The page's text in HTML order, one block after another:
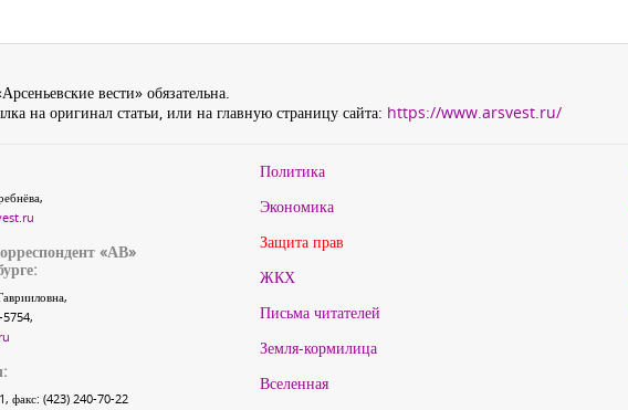
вести» обязательна.
на оригинал статьи, или на главную страницу сайта: https://www.arsvest.ru/
«АВ»
факс: (423) 240-70-22
Политика
Экономика
Защита прав
ЖКХ
Письма читателей
Земля-кормилица
Вселенная